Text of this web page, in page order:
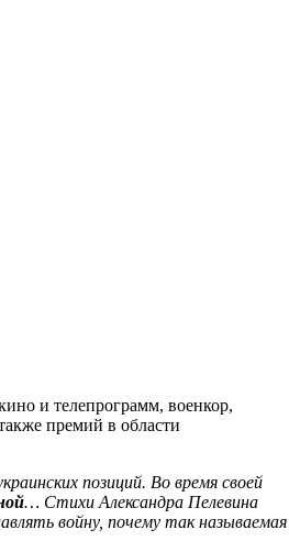
и телепрограмм, военкор,
премий в области
позиций. Во время своей
… Стихи Александра Пелевина
войну, почему так называемая